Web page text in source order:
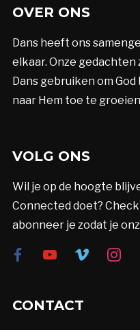
OVER ONS
Dans heeft ons
elkaar. Onze
Dans gebruiken om
naar Hem toe te
VOLG ONS
Wil je op de hoogte
Connected doet?
abonneer je zodat je
facebookyoutubevimeo
CONTACT